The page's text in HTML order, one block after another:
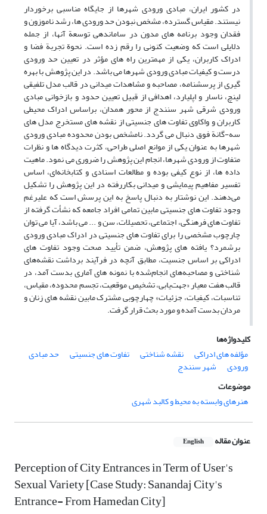
در کشور ایران، مبادی ورودی شهرها از جایگاه مناسبی برخوردار
نیستند. مقیاس گسترده، مشخص نبودن حد ورودی ها، رشد ناموزون و
فقدان وجود برنامه های مدون در ساماندهی توسعة آنها، از جمله
دلایلی است که وضعیت کنونی را رقم زده است. نحوة تجربة فضا و
ادراک کاربران، یکی از مهمترین راه های مؤثر در تعیین حد ورودی
درست و کیفیات مبادی ورودی شهرها می باشد. در این پژوهش با بهره
گیری از پرسشنامه، مصاحبه و مشاهدات میدانی در قالب مدل تلفیقی
لینچ، ناسار و اپلیارد، اهدافی از قبیل تعیین حدود و بازخوانی مبادی
ورودی شرقی شهر سنندج از محور همدان، براساس ادراک محیطی
کاربران و واکاوی تفاوت های جنسیتی از نقشه های مستخرج مدل های
سه-گانة فوق دنبال می گردد. نامشخص بودن محدوده مبادی ورودی
شهرها به‌ عنوان یکی از موانع اصلی طراحی، کثرت دیدگاه ها و نظرات
متفاوت از ورودی شهرها، انجام این پژوهش را ضروری می نمود. ماهیت
داده ها، از نوع کیفی بوده و مطالعات اسنادی و کتابخانه‌ای، اساس
تفسیر مفاهیم پیمایشی و میدانی بکاررفته در این پژوهش را تشکیل
می‌دهند. این نوشتار به دنبال پاسخ به این پرسش است که علیرغم
وجود تفاوت های جنسیتی مابین تمامی افراد جامعه که نشأت گرفته از
تفاوت های فرهنگی، اجتماعی، تحصیلات، سن و ... می باشد، آیا می توان
چارچوب مشخصی را برای تفاوت های جنسیتی در ادراک مبادی ورودی
برشمرد؟ یافته های پژوهش، ضمن تأیید صحت وجود تفاوت های
ادراکی بر اساس جنسیت، مطابق آنچه در فرآیند برداشت نقشه‌های
شناختی و مصاحبه‌های انجام‌شده با نمونه های آماری بدست آمد، در
قالب هفت معیار «جهت‌یابی، تشخیص موقعیت، تجسم محدوده، مقیاس،
تناسبات، کیفیات، جزئیات» چهارچوبی مشترک مابین نقشه های زنان و
مردان بدست آمده و مورد بحث قرار گرفت.
کلیدواژه‌ها
مؤلفه های ادراکی
نقشه‌ شناختی تفاوت های جنسیتی حد مبادی
ورودی
شهر سنندج
موضوعات
هنرهای وابسته به محیط و کالبد شهری
عنوان مقاله English
Perception of City Entrances in Term of User's
Sexual Variety [Case Study: Sanandaj City's
Entrance- From Hamedan City]